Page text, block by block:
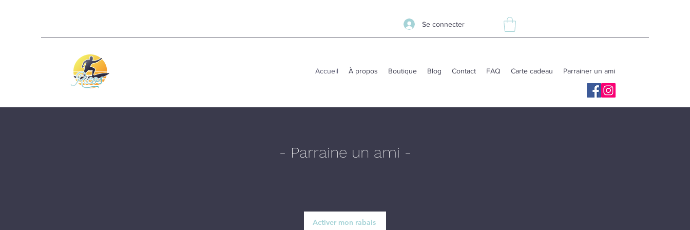
Se connecter
Accueil À propos Boutique Blog Contact FAQ Carte cadeau Parrainer un ami
- Parraine un ami -
Activer mon rabais